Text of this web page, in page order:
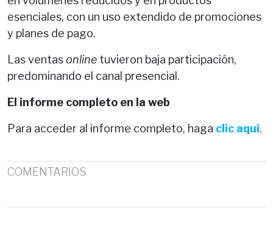
esenciales, con un uso extendido de promociones
y planes de pago.
Las ventasonline tuvieron baja participación,
predominando el canal presencial.
El informe completo en la web
Para acceder al informe completo, haga clic aquí.
COMENTARIOS